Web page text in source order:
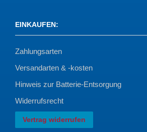
EINKAUFEN:
Zahlungsarten
Versandarten & -kosten
Hinweis zur Batterie-Entsorgung
Widerrufsrecht
Vertrag widerrufen